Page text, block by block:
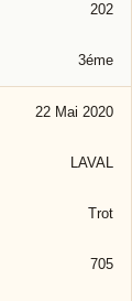
202
3éme
22 Mai 2020
LAVAL
Trot
705